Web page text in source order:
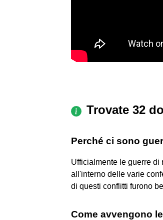
Trovate 32
Perché ci sono
Ufficialmente le guerre
all'interno delle varie
di questi conflitti furono
Come avvengono